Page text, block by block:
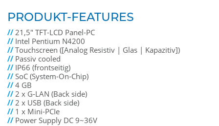
PRODUKT-FEATURES
//21,5" TFT-LCD Panel-PC
// Intel Pentium N4200
//Touchscreen ([Analog Resistiv | Glas | Kapazitiv])
// Passiv cooled
// IP66 (frontseitig)
//SoC (System-On-Chip)
//4 GB
//2 x G-LAN (Back side)
//2 x USB (Back side)
// 1 x Mini-PCIe
// Power Supply DC 9~36V